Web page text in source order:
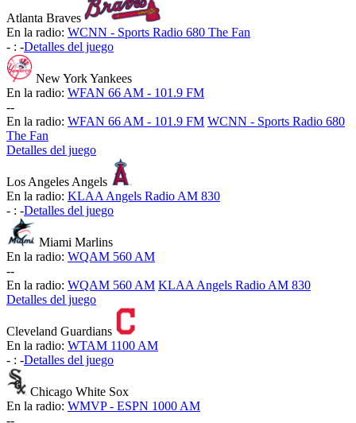
Atlanta Braves
En la radio: WCNN - Sports Radio 680 The Fan
- : -Detalles del juego
New York Yankees
En la radio: WFAN 66 AM - 101.9 FM
--
En la radio: WFAN 66 AM - 101.9 FM WCNN - Sports Radio 680
The Fan
Detalles del juego
Los Angeles Angels
En la radio: KLAA Angels Radio AM 830
- : -Detalles del juego
Miami Marlins
En la radio: WQAM 560 AM
--
En la radio: WQAM 560 AM KLAA Angels Radio AM 830
Detalles del juego
Cleveland Guardians
En la radio: WTAM 1100 AM
- : -Detalles del juego
Chicago White Sox
En la radio: WMVP - ESPN 1000 AM